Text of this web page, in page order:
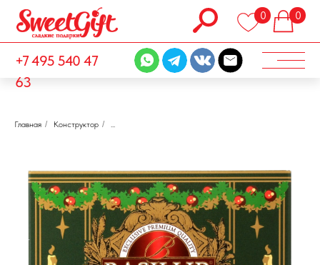
+7 495 540 47
63
0
Главная / Конструктор / ...